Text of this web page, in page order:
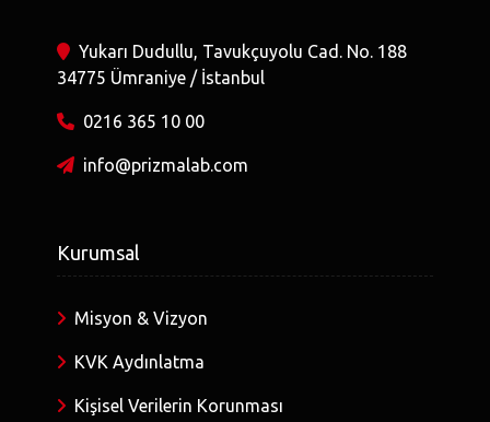
Yukarı Dudullu, Tavukçuyolu Cad. No. 188
34775 Ümraniye / İstanbul
0216 365 10 00
info@prizmalab.com
Kurumsal
Misyon & Vizyon
KVK Aydınlatma
Kişisel Verilerin Korunması